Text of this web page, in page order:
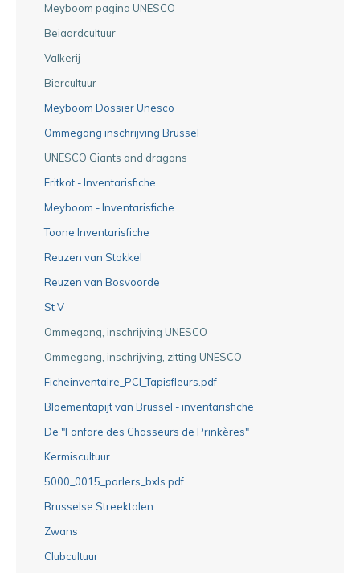
Meyboom pagina UNESCO
Beiaardcultuur
Valkerij
Biercultuur
Meyboom Dossier Unesco
Ommegang inschrijving Brussel
UNESCO Giants and dragons
Fritkot - Inventarisfiche
Meyboom - Inventarisfiche
Toone Inventarisfiche
Reuzen van Stokkel
Reuzen van Bosvoorde
St V
Ommegang, inschrijving UNESCO
Ommegang, inschrijving, zitting UNESCO
Ficheinventaire_PCI_Tapisfleurs.pdf
Bloementapijt van Brussel - inventarisfiche
De "Fanfare des Chasseurs de Prinkères"
Kermiscultuur
5000_0015_parlers_bxls.pdf
Brusselse Streektalen
Zwans
Clubcultuur